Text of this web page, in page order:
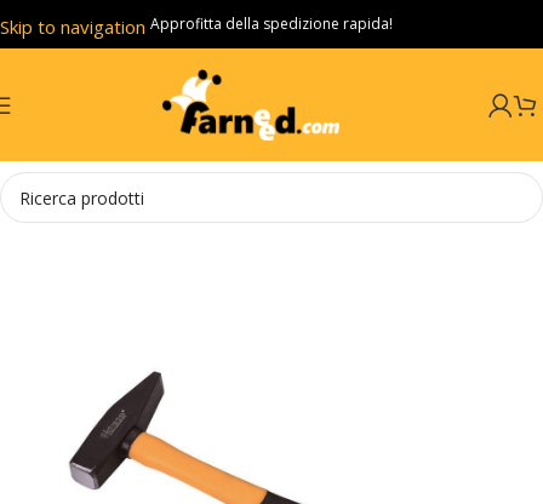
Skip to navigation
Skip to main content
Approfitta della spedizione rapida!